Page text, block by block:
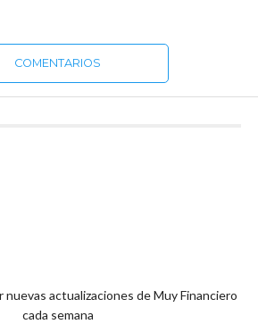
COMENTARIOS
actualizaciones de Muy Financiero
cada semana